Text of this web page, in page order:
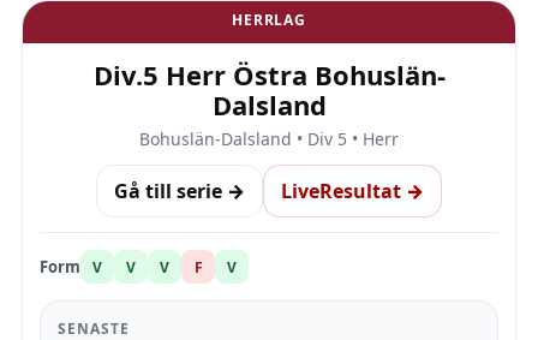
HERRLAG
Div.5 Herr Östra Bohuslän-
Dalsland
Bohuslän-Dalsland • Div 5 • Herr
Gå till serie → LiveResultat →
Form V V V F V
SENASTE